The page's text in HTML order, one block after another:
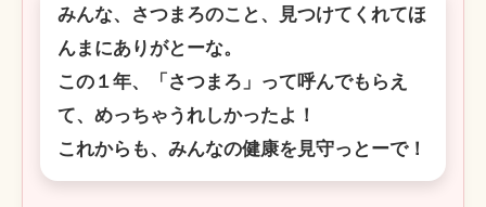
みんな、さつまろのこと、見つけてくれてほ
んまにありがとーな。
この１年、「さつまろ」って呼んでもらえ
て、めっちゃうれしかったよ！
これからも、みんなの健康を見守っとーで！